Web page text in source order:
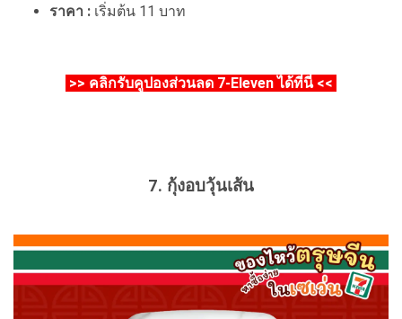
ราคา : เริ่มต้น 11 บาท
>> คลิกรับคูปองส่วนลด 7-Eleven ได้ที่นี่<<
7. กุ้งอบวุ้นเส้น